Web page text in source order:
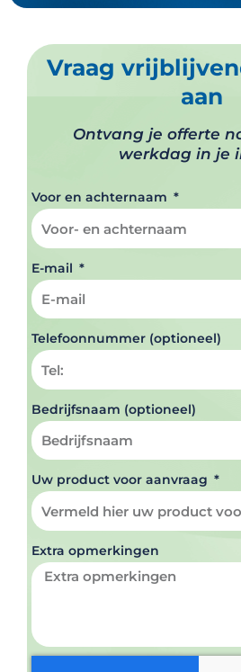
Vraag
aan
Ontvang je offerte
werkdag in je
Voor en achternaam
E-mail
Telefoonnummer (optioneel)
Bedrijfsnaam (optioneel)
Uw product voor aanvraag
Extra opmerkingen